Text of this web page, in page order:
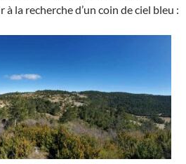
la recherche d’un coin de ciel bleu :